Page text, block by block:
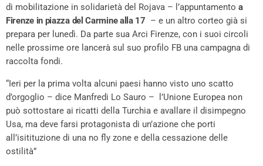
di mobilitazione in solidarietà del Rojava – l’appuntamento a
Firenze in piazza del Carmine alla 17 – e un altro corteo già si
prepara per lunedì. Da parte sua Arci Firenze, con i suoi circoli
nelle prossime ore lancerà sul suo profilo FB una campagna di
raccolta fondi.
“Ieri per la prima volta alcuni paesi hanno visto uno scatto
d’orgoglio – dice Manfredi Lo Sauro – l’Unione Europea non
può sottostare ai ricatti della Turchia e avallare il disimpegno
Usa, ma deve farsi protagonista di un’azione che porti
all’isitituzione di una no fly zone e della cessazione delle
ostilità”